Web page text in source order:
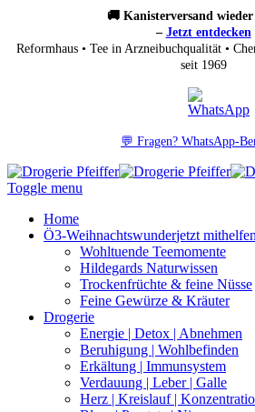
🚚 Kanisterversand
– Jetzt entdecken
Reformhaus • Tee in Arzneibuchqualität •
seit 1969
💬 Fragen? WhatsApp-
Toggle menu
Home
Ö3-Weihnachtswunderjetzt mithelfen
Wohltuende Teemomente
Hildegards Naturwissen
Trockenfrüchte & feine Nüsse
Feine Gewürze & Kräuter
Drogerie
Energie | Detox | Abnehmen
Beruhigung | Wohlbefinden
Erkältung | Immunsystem
Verdauung | Leber | Galle
Herz | Kreislauf |